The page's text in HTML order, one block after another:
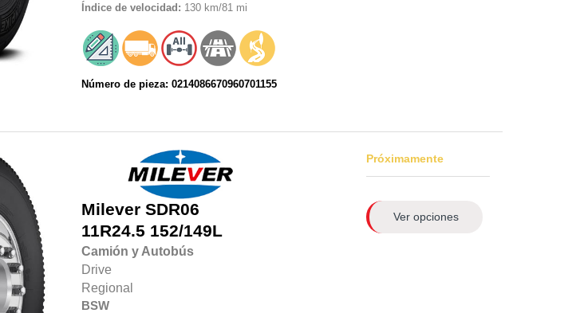
Índice de velocidad: 130 km/81 mi
Número de pieza: 0214086670960701155
Milever SDR06
11R24.5 152/149L
Camión y Autobús
Drive
Regional
BSW
Próximamente
Ver opciones